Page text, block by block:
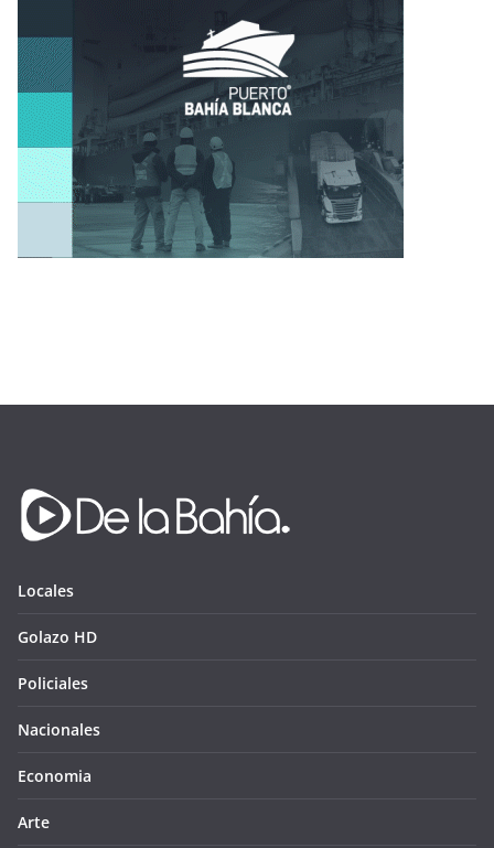
Locales
Golazo HD
Policiales
Nacionales
Economia
Arte